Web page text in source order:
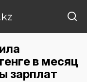
в месяц
зарплат